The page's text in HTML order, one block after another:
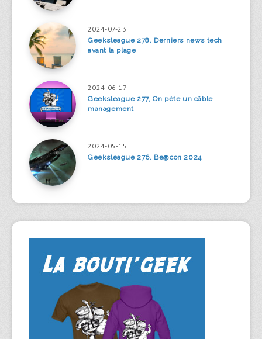
2024-07-23
Geeksleague 278, Derniers news tech
avant la plage
2024-06-17
Geeksleague 277, On pète un câble
management
2024-05-15
Geeksleague 276, Be@con 2024